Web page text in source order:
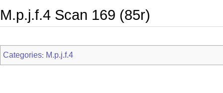
M.p.j.f.4 Scan 169 (85r)
Categories: M.p.j.f.4